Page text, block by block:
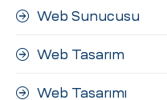
Web Sunucusu
Web Tasarım
Web Tasarımı